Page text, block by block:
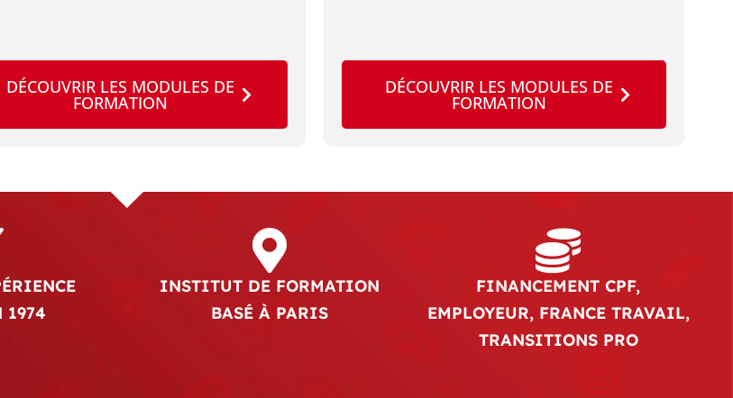
DÉCOUVRIR LES MODULES DE
FORMATION
DÉCOUVRIR LES MODULES DE
FORMATION
1974
INSTITUT DE FORMATION
BASÉ À PARIS
FINANCEMENT CPF,
EMPLOYEUR, FRANCE TRAVAIL,
TRANSITIONS PRO